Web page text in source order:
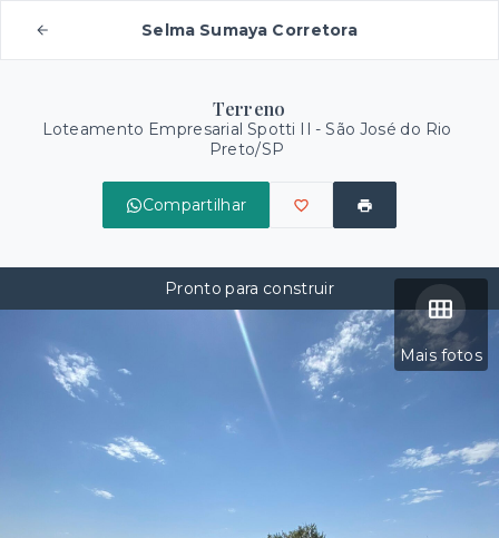
Selma Sumaya Corretora
Terreno
Loteamento Empresarial Spotti II - São José do Rio
Preto/SP
Compartilhar
Mais fotos
Pronto para construir